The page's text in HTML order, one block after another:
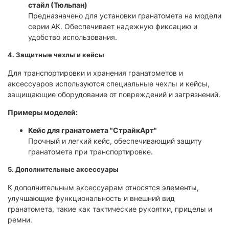
стайл (Тюльпан)
Предназначено для установки гранатомета на модели
серии АК. Обеспечивает надежную фиксацию и
удобство использования.​
4. Защитные чехлы и кейсы
Для транспортировки и хранения гранатометов и
аксессуаров используются специальные чехлы и кейсы,
защищающие оборудование от повреждений и загрязнений.​
Примеры моделей:
Кейс для гранатомета "СтрайкАрт"
Прочный и легкий кейс, обеспечивающий защиту
гранатомета при транспортировке.​
5. Дополнительные аксессуары
К дополнительным аксессуарам относятся элементы,
улучшающие функциональность и внешний вид
гранатомета, такие как тактические рукоятки, прицелы и
ремни.​